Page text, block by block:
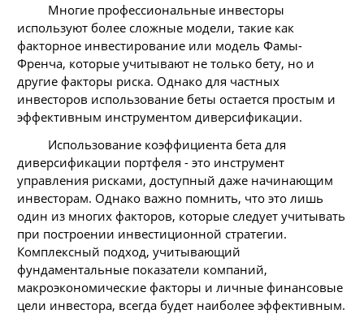
Многие профессиональные инвесторы
используют более сложные модели, такие как
факторное инвестирование или модель Фамы-
Френча, которые учитывают не только бету, но и
другие факторы риска. Однако для частных
инвесторов использование беты остается простым и
эффективным инструментом диверсификации.
Использование коэффициента бета для
диверсификации портфеля - это инструмент
управления рисками, доступный даже начинающим
инвесторам. Однако важно помнить, что это лишь
один из многих факторов, которые следует учитывать
при построении инвестиционной стратегии.
Комплексный подход, учитывающий
фундаментальные показатели компаний,
макроэкономические факторы и личные финансовые
цели инвестора, всегда будет наиболее эффективным.